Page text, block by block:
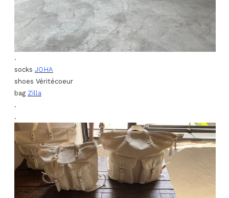
.
socks JOHA
shoes Véritécoeur
bag Zilla
.
.